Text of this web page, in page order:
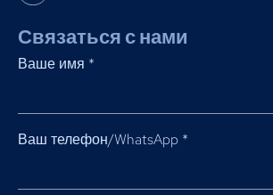
Связаться с нами
Ваше имя *
Ваш телефон/WhatsApp *